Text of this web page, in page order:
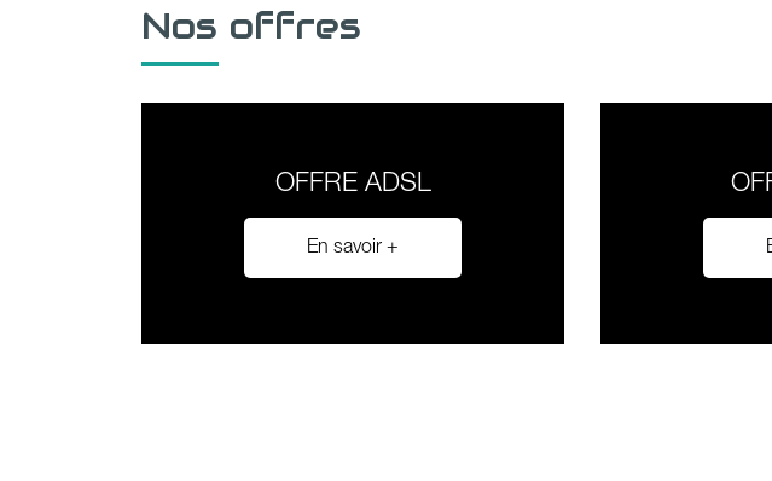
Nos offres
OFFRE ADSL
En savoir +